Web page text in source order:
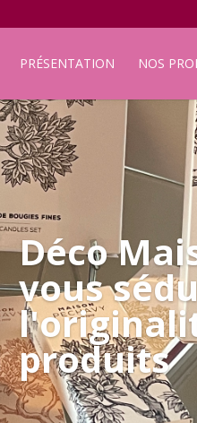
PRÉSENTATION NOS
Déco
vous
produits